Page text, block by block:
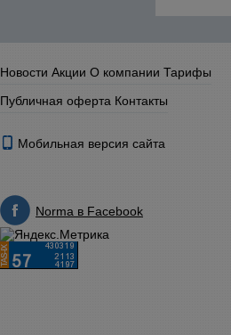
Новости Акции О компании Тарифы
Публичная оферта Контакты
Мобильная версия сайта
Norma в Facebook